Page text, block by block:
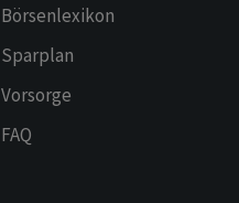
Börsenlexikon
Sparplan
Vorsorge
FAQ